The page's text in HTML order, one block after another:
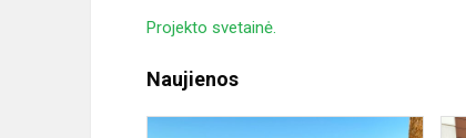
Projekto svetainė.
Naujienos